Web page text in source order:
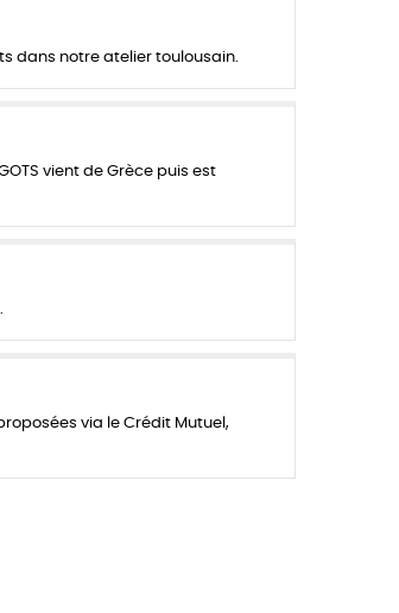
dans notre atelier toulousain.
vient de Grèce puis est
via le Crédit Mutuel,